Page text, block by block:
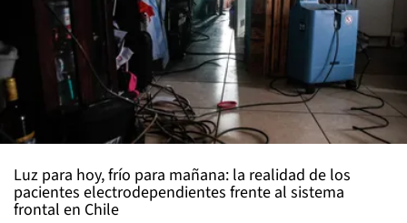
Luz para hoy, frío para mañana: la realidad de los
pacientes electrodependientes frente al sistema
frontal en Chile